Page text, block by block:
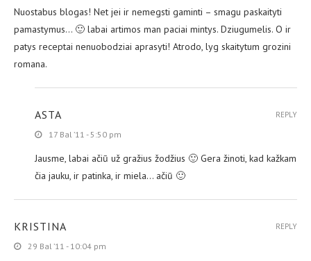
Nuostabus blogas! Net jei ir nemegsti gaminti – smagu paskaityti
pamastymus… 🙂 labai artimos man paciai mintys. Dziugumelis. O ir
patys receptai nenuobodziai aprasyti! Atrodo, lyg skaitytum grozini
romana.
ASTA
17 Bal ’11 - 5:50 pm
Jausme, labai ačiū už gražius žodžius 🙂 Gera žinoti, kad kažkam
čia jauku, ir patinka, ir miela… ačiū 🙂
REPLY
KRISTINA
29 Bal ’11 - 10:04 pm
REPLY